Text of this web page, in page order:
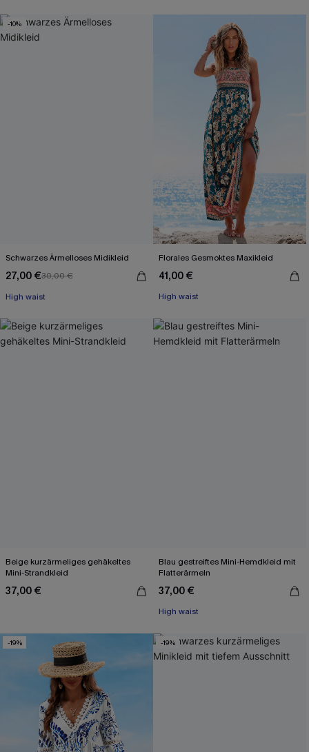
-10%
Schwarzes Ärmelloses Midikleid
27,00 €30,00 €
Mit Gratis-Maßband
High waist
Florales Gesmoktes Maxikleid
41,00 €
High waist
Beige kurzärmeliges gehäkeltes
Mini-Strandkleid
37,00 €
Blau gestreiftes Mini-Hemdkleid mit
Flatterärmeln
37,00 €
High waist
-19% -19%